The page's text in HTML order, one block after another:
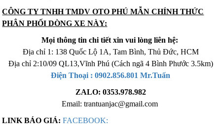
CÔNG TY TNHH TMDV OTO PHÚ MẪN CHÍNH THỨC
PHÂN PHỐI DÒNG XE NÀY:
Mọi thông tin chi tiết xin vui lòng liên hệ:
Địa chỉ 1: 138 Quốc Lộ 1A, Tam Bình, Thủ Đức, HCM
Địa chỉ 2:10/09 QL13,Vĩnh Phú (Cách ngã 4 Bình Phước 3.5km)
Điện Thoại : 0902.856.801 Mr.Tuấn
ZALO: 0353.978.982
Email: trantuanjac@gmail.com
LINK BÁO GIÁ: FACEBOOK:
Xe tải Foton 990kg